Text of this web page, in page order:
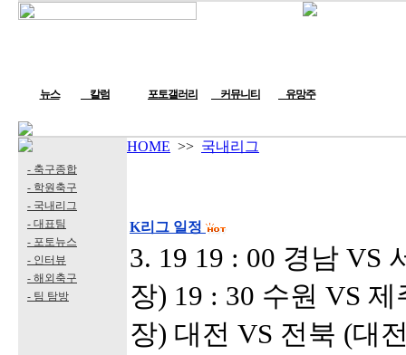
뉴스 칼럼 포토갤러리 커뮤니티 유망주
- 축구종합
- 학원축구
- 국내리그
- 대표팀
- 포토뉴스
- 인터뷰
- 해외축구
- 팀 탐방
HOME >> 국내리그
K리그 일정
3. 19 19 : 00 경남 VS
장) 19 : 30 수원 VS
장) 대전 VS 전북 (대